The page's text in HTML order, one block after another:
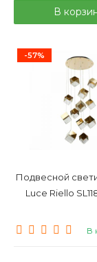
В
-57%
Подвесной
Luce Riello
В